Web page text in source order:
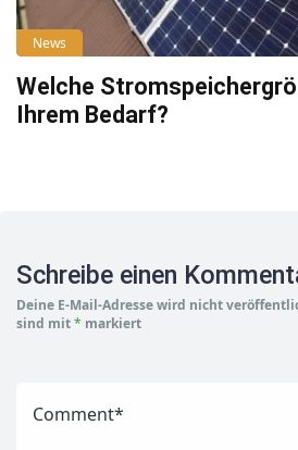
News
Welche
Ihrem Bedarf?
Schreibe einen
Deine E-Mail-Adresse wird nicht
sind mit* markiert